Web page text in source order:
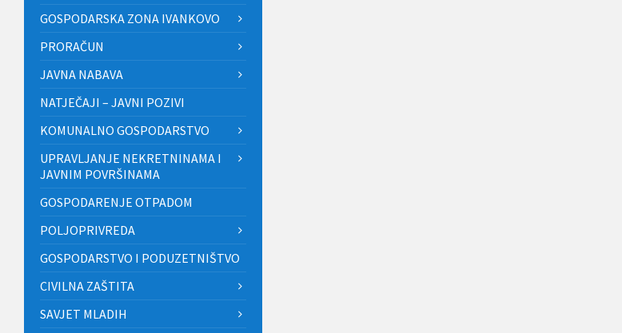
GOSPODARSKA ZONA IVANKOVO
PRORAČUN
JAVNA NABAVA
NATJEČAJI – JAVNI POZIVI
KOMUNALNO GOSPODARSTVO
UPRAVLJANJE NEKRETNINAMA I
JAVNIM POVRŠINAMA
GOSPODARENJE OTPADOM
POLJOPRIVREDA
GOSPODARSTVO I PODUZETNIŠTVO
CIVILNA ZAŠTITA
SAVJET MLADIH